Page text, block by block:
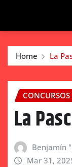
Home La
CONCURSOS
La
Benjamín
Mar 31,